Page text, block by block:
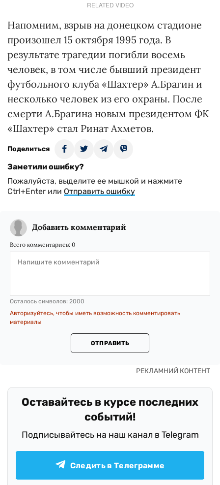
RELATED VIDEO
Напомним, взрыв на донецком стадионе
произошел 15 октября 1995 года. В
результате трагедии погибли восемь
человек, в том числе бывший президент
футбольного клуба «Шахтер» А.Брагин и
несколько человек из его охраны. После
смерти А.Брагина новым президентом ФК
«Шахтер» стал Ринат Ахметов.
Поделиться
Заметили ошибку?
Пожалуйста, выделите ее мышкой и нажмите
Ctrl+Enter или Отправить ошибку
Добавить комментарий
Всего комментариев: 0
Осталось символов: 2000
Авторизуйтесь, чтобы иметь возможность комментировать
материалы
ОТПРАВИТЬ
Оставайтесь в курсе последних
событий!
Подписывайтесь на наш канал в Telegram
Следить в Телеграмме